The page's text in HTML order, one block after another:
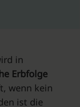
in
Erbfolge
wenn kein
ist die